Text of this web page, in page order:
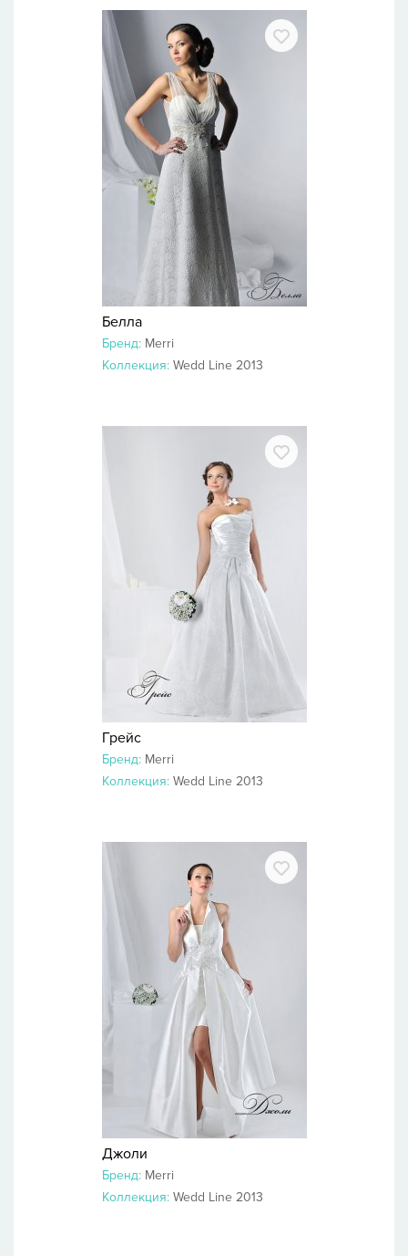
Белла
Бренд: Merri
Коллекция: Wedd Line 2013
Грейс
Бренд: Merri
Коллекция: Wedd Line 2013
Джоли
Бренд: Merri
Коллекция: Wedd Line 2013